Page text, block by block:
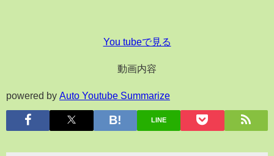
You tubeで見る
動画内容
powered by Auto Youtube Summarize
LINE